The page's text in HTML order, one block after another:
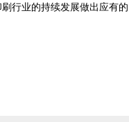
行业的持续发展做出应有的